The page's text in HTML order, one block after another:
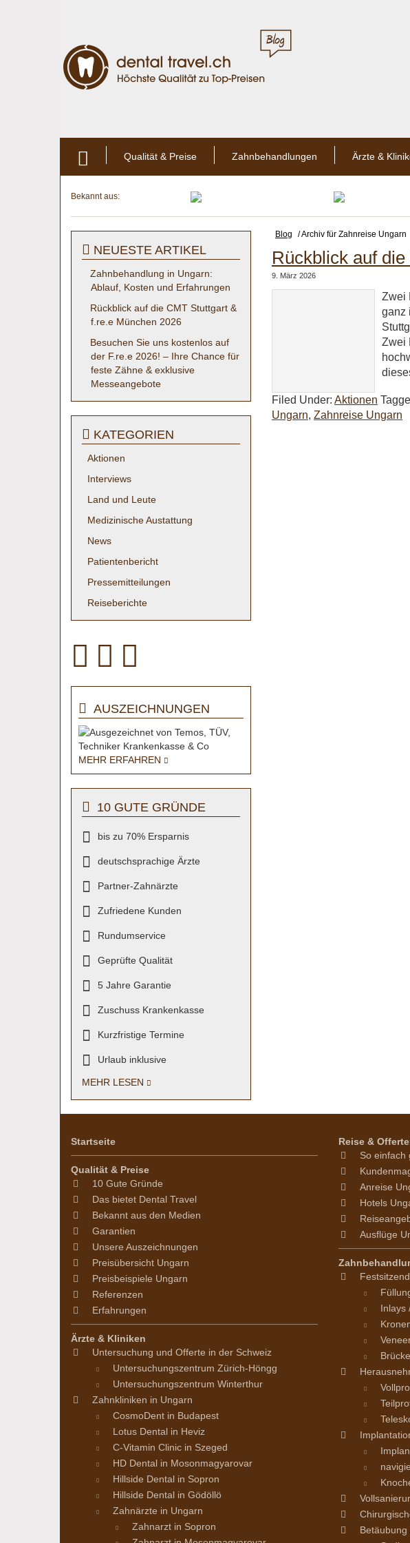
Qualität & Preise Zahnbehandlungen Ärzte &
Bekannt aus:
Blog / Archiv für Zahnreise Ungarn
Rückblick auf
9. März 2026
Zwei
ganz
Zwei
Filed Under: Aktionen
Ungarn, Zahnreise Ungarn
NEUESTE ARTIKEL
Zahnbehandlung in Ungarn:
Ablauf, Kosten und Erfahrungen
Rückblick auf die CMT Stuttgart &
f.re.e München 2026
Besuchen Sie uns kostenlos auf
der F.re.e 2026! – Ihre Chance für
feste Zähne & exklusive
Messeangebote
KATEGORIEN
Aktionen
Interviews
Land und Leute
Medizinische Austattung
News
Patientenbericht
Pressemitteilungen
Reiseberichte
AUSZEICHNUNGEN
MEHR ERFAHREN
10 GUTE GRÜNDE
bis zu 70% Ersparnis
deutschsprachige Ärzte
Partner-Zahnärzte
Zufriedene Kunden
Rundumservice
Geprüfte Qualität
5 Jahre Garantie
Zuschuss Krankenkasse
Kurzfristige Termine
Urlaub inklusive
MEHR LESEN
Startseite
Qualität & Preise
10 Gute Gründe
Das bietet Dental Travel
Bekannt aus den Medien
Garantien
Unsere Auszeichnungen
Preisübersicht Ungarn
Preisbeispiele Ungarn
Referenzen
Erfahrungen
Ärzte & Kliniken
Untersuchung und Offerte in der Schweiz
Untersuchungszentrum Zürich-Höngg
Untersuchungszentrum Winterthur
Zahnkliniken in Ungarn
CosmoDent in Budapest
Lotus Dental in Heviz
C-Vitamin Clinic in Szeged
HD Dental in Mosonmagyarovar
Hillside Dental in Sopron
Hillside Dental in Gödöllö
Zahnärzte in Ungarn
Zahnarzt in Sopron
Reise &
So einfach
Anreise
Hotels
Ausflüge
Inlays
Betäubung